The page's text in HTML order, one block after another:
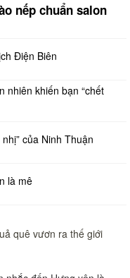
nếp chuẩn salon
Điện Biên
nhiên khiến bạn “chết
của Ninh Thuận
là mê
quê vươn ra thế giới